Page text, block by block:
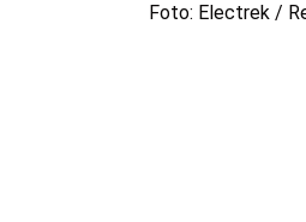
Foto: Electrek /